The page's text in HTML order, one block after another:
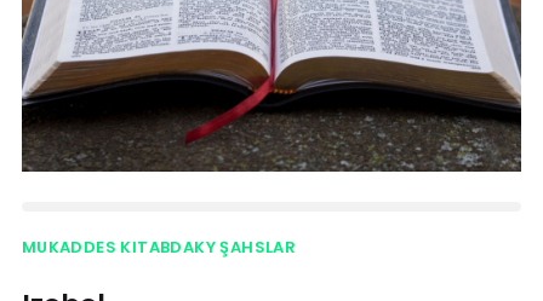
MUKADDES KITABDAKY ŞAHSLAR